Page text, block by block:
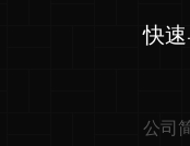
快
公司